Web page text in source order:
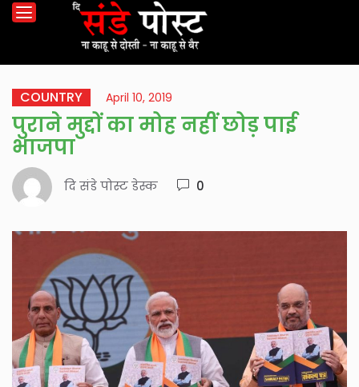
COUNTRY April 10, 2019
पुराने मुद्दों का मोह नहीं छोड़ पाई
भाजपा
दि संडे पोस्ट डेस्क 0